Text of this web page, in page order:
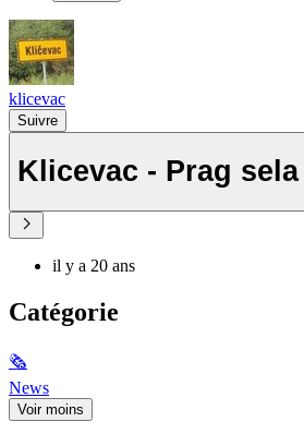
klicevac
Suivre
Klicevac - Prag
il y a 20 ans
Catégorie
🗞
News
Voir moins